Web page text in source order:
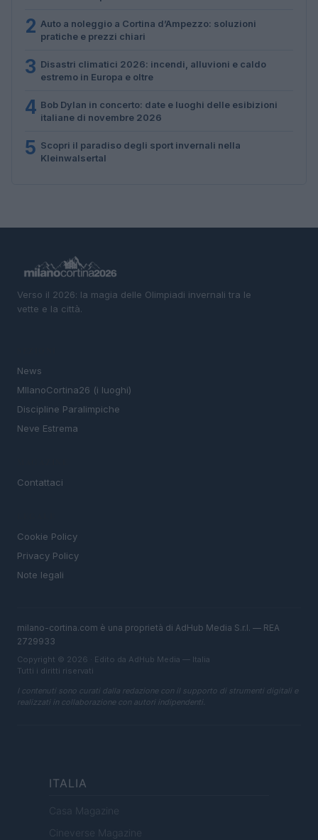
2 Auto a noleggio a Cortina d’Ampezzo: soluzioni
pratiche e prezzi chiari
3 Disastri climatici 2026: incendi, alluvioni e caldo
estremo in Europa e oltre
4 Bob Dylan in concerto: date e luoghi delle esibizioni
italiane di novembre 2026
5 Scopri il paradiso degli sport invernali nella
Kleinwalsertal
Verso il 2026: la magia delle Olimpiadi invernali tra le
vette e la città.
News
MIlanoCortina26 (i luoghi)
Discipline Paralimpiche
Neve Estrema
Contattaci
Cookie Policy
Privacy Policy
Note legali
milano-cortina.com è una proprietà di AdHub Media S.r.l. — REA
2729933
Copyright © 2026 · Edito da AdHub Media — Italia
Tutti i diritti riservati
I contenuti sono curati dalla redazione con il supporto di strumenti digitali e
realizzati in collaborazione con autori indipendenti.
ITALIA
Casa Magazine
Cineverse Magazine